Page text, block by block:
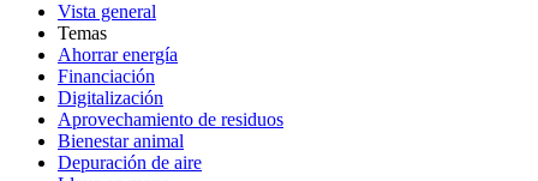
Vista general
Temas
Ahorrar energía
Financiación
Digitalización
Aprovechamiento de residuos
Bienestar animal
Depuración de aire